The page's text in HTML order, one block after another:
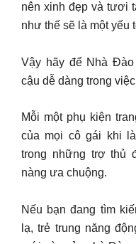
nên xinh đẹp và tươi
như thế sẽ là một yếu
Vậy hãy để Nhà Đào
cậu dễ dàng trong
Mỗi một phụ kiện
của mọi cô gái khi
trong những trợ thủ
nàng ưa chuộng.
Nếu bạn đang tìm
lạ, trẻ trung năng